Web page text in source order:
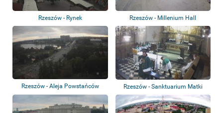
Rzeszów - Rynek Rzeszów - Millenium Hall
Rzeszów - Aleja Powstańców
Warszawy, Sta...
Rzeszów - Sanktuarium Matki
Bożej Rzeszo...